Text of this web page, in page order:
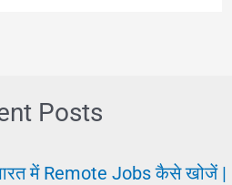
Posts
में Remote Jobs कैसे खोजें |